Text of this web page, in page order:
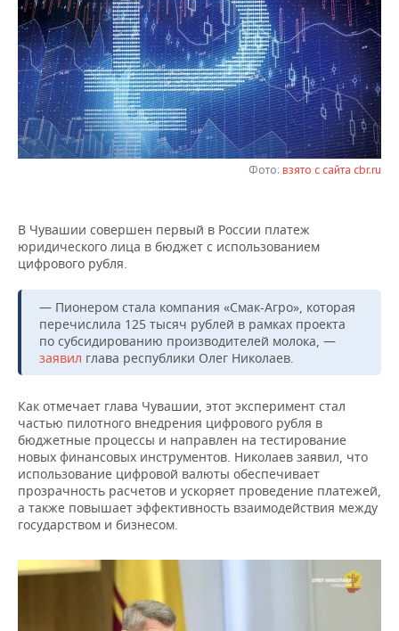
НЕФТЬ
ОПК
ЭНЕРГЕТИКА
РОЗНИЧНАЯ ТОРГОВЛЯ
ТРАНСПОРТ
УСЛУГИ
НОВОСТИ ТЕХНОЛОГИЙ
IT
МЕДИА
ТЕЛЕКОММУНИКАЦИИ
МЕРОПРИЯТИЯ
НОВОСТИ МЕРОПРИЯТИЙ
ВЫЕЗДНАЯ РЕДАКЦИЯ
БИЗНЕС-БРАНЧИ
СПОРТ
НОВОСТИ СПОРТА
ФУТБОЛ
ВОЛЕЙБОЛ
КИБЕРСПОРТ
ФИГУРНОЕ КАТАНИЕ
ВОДНЫЕ ВИДЫ СПОРТА
ХОККЕЙ С МЯЧОМ
ОБЩЕСТВО
НОВОСТИ ОБЩЕСТВА
ИСТОРИЯ
КУЛЬТУРА
МЕДИЦИНА
ОБРАЗОВАНИЕ
ПРОИСШЕСТВИЯ
ФОТОГАЛЕРЕЯ
СПИСОК ПЕРСОН
СПИСОК КОМПАНИЙ
ПОЛНАЯ ВЕРСИЯ
Фото: взято с сайта cbr.ru
В Чувашии совершен первый в России платеж
юридического лица в бюджет с использованием
цифрового рубля.
— Пионером стала компания «Смак-Агро», которая
перечислила 125 тысяч рублей в рамках проекта
по субсидированию производителей молока, —
заявил глава республики Олег Николаев.
Как отмечает глава Чувашии, этот эксперимент стал
частью пилотного внедрения цифрового рубля в
бюджетные процессы и направлен на тестирование
новых финансовых инструментов. Николаев заявил, что
использование цифровой валюты обеспечивает
прозрачность расчетов и ускоряет проведение платежей,
а также повышает эффективность взаимодействия между
государством и бизнесом.